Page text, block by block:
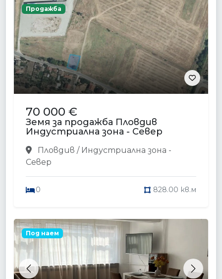
Продажба
70 000 €
Земя за продажба Пловдив
Индустриална зона - Север
Пловдив / Индустриална зона -
Север
0 828.00 кв.м
Previous Next
Под наем